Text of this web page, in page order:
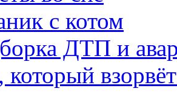
с котом
ДТП и
который